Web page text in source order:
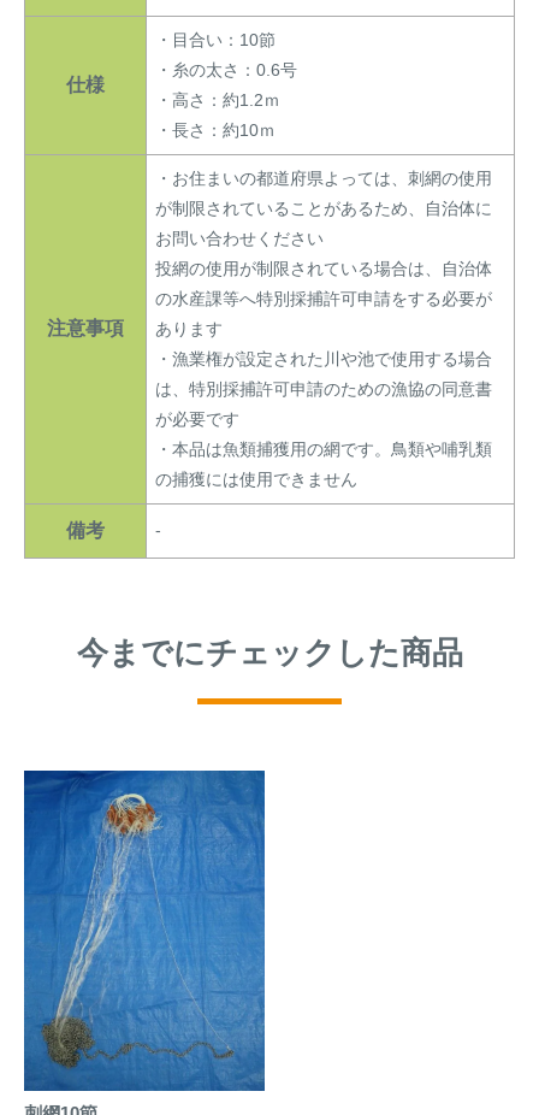
仕様
・目合い：10節
・糸の太さ：0.6号
・高さ：約1.2ｍ
・長さ：約10ｍ
注意事項
・お住まいの都道府県よっては、刺網の使用
が制限されていることがあるため、自治体に
お問い合わせください
投網の使用が制限されている場合は、自治体
の水産課等へ特別採捕許可申請をする必要が
あります
・漁業権が設定された川や池で使用する場合
は、特別採捕許可申請のための漁協の同意書
が必要です
・本品は魚類捕獲用の網です。鳥類や哺乳類
の捕獲には使用できません
備考 -
今までにチェックした商品